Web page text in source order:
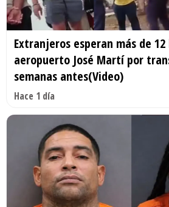
Extranjeros esperan más de
aeropuerto José Martí por
semanas antes(Video)
Hace 1 día